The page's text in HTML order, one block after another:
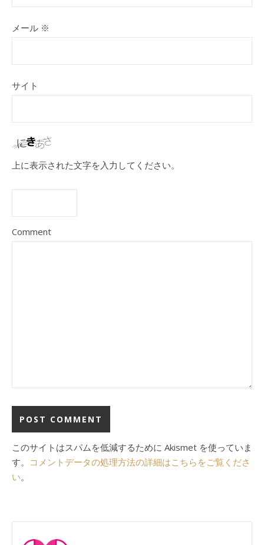
メール ※
サイト
上に表示された文字を入力してください。
Comment
このサイトはスパムを低減するために Akismet を使っていま
す。 コメントデータの処理方法の詳細はこちらをご覧くださ
い。